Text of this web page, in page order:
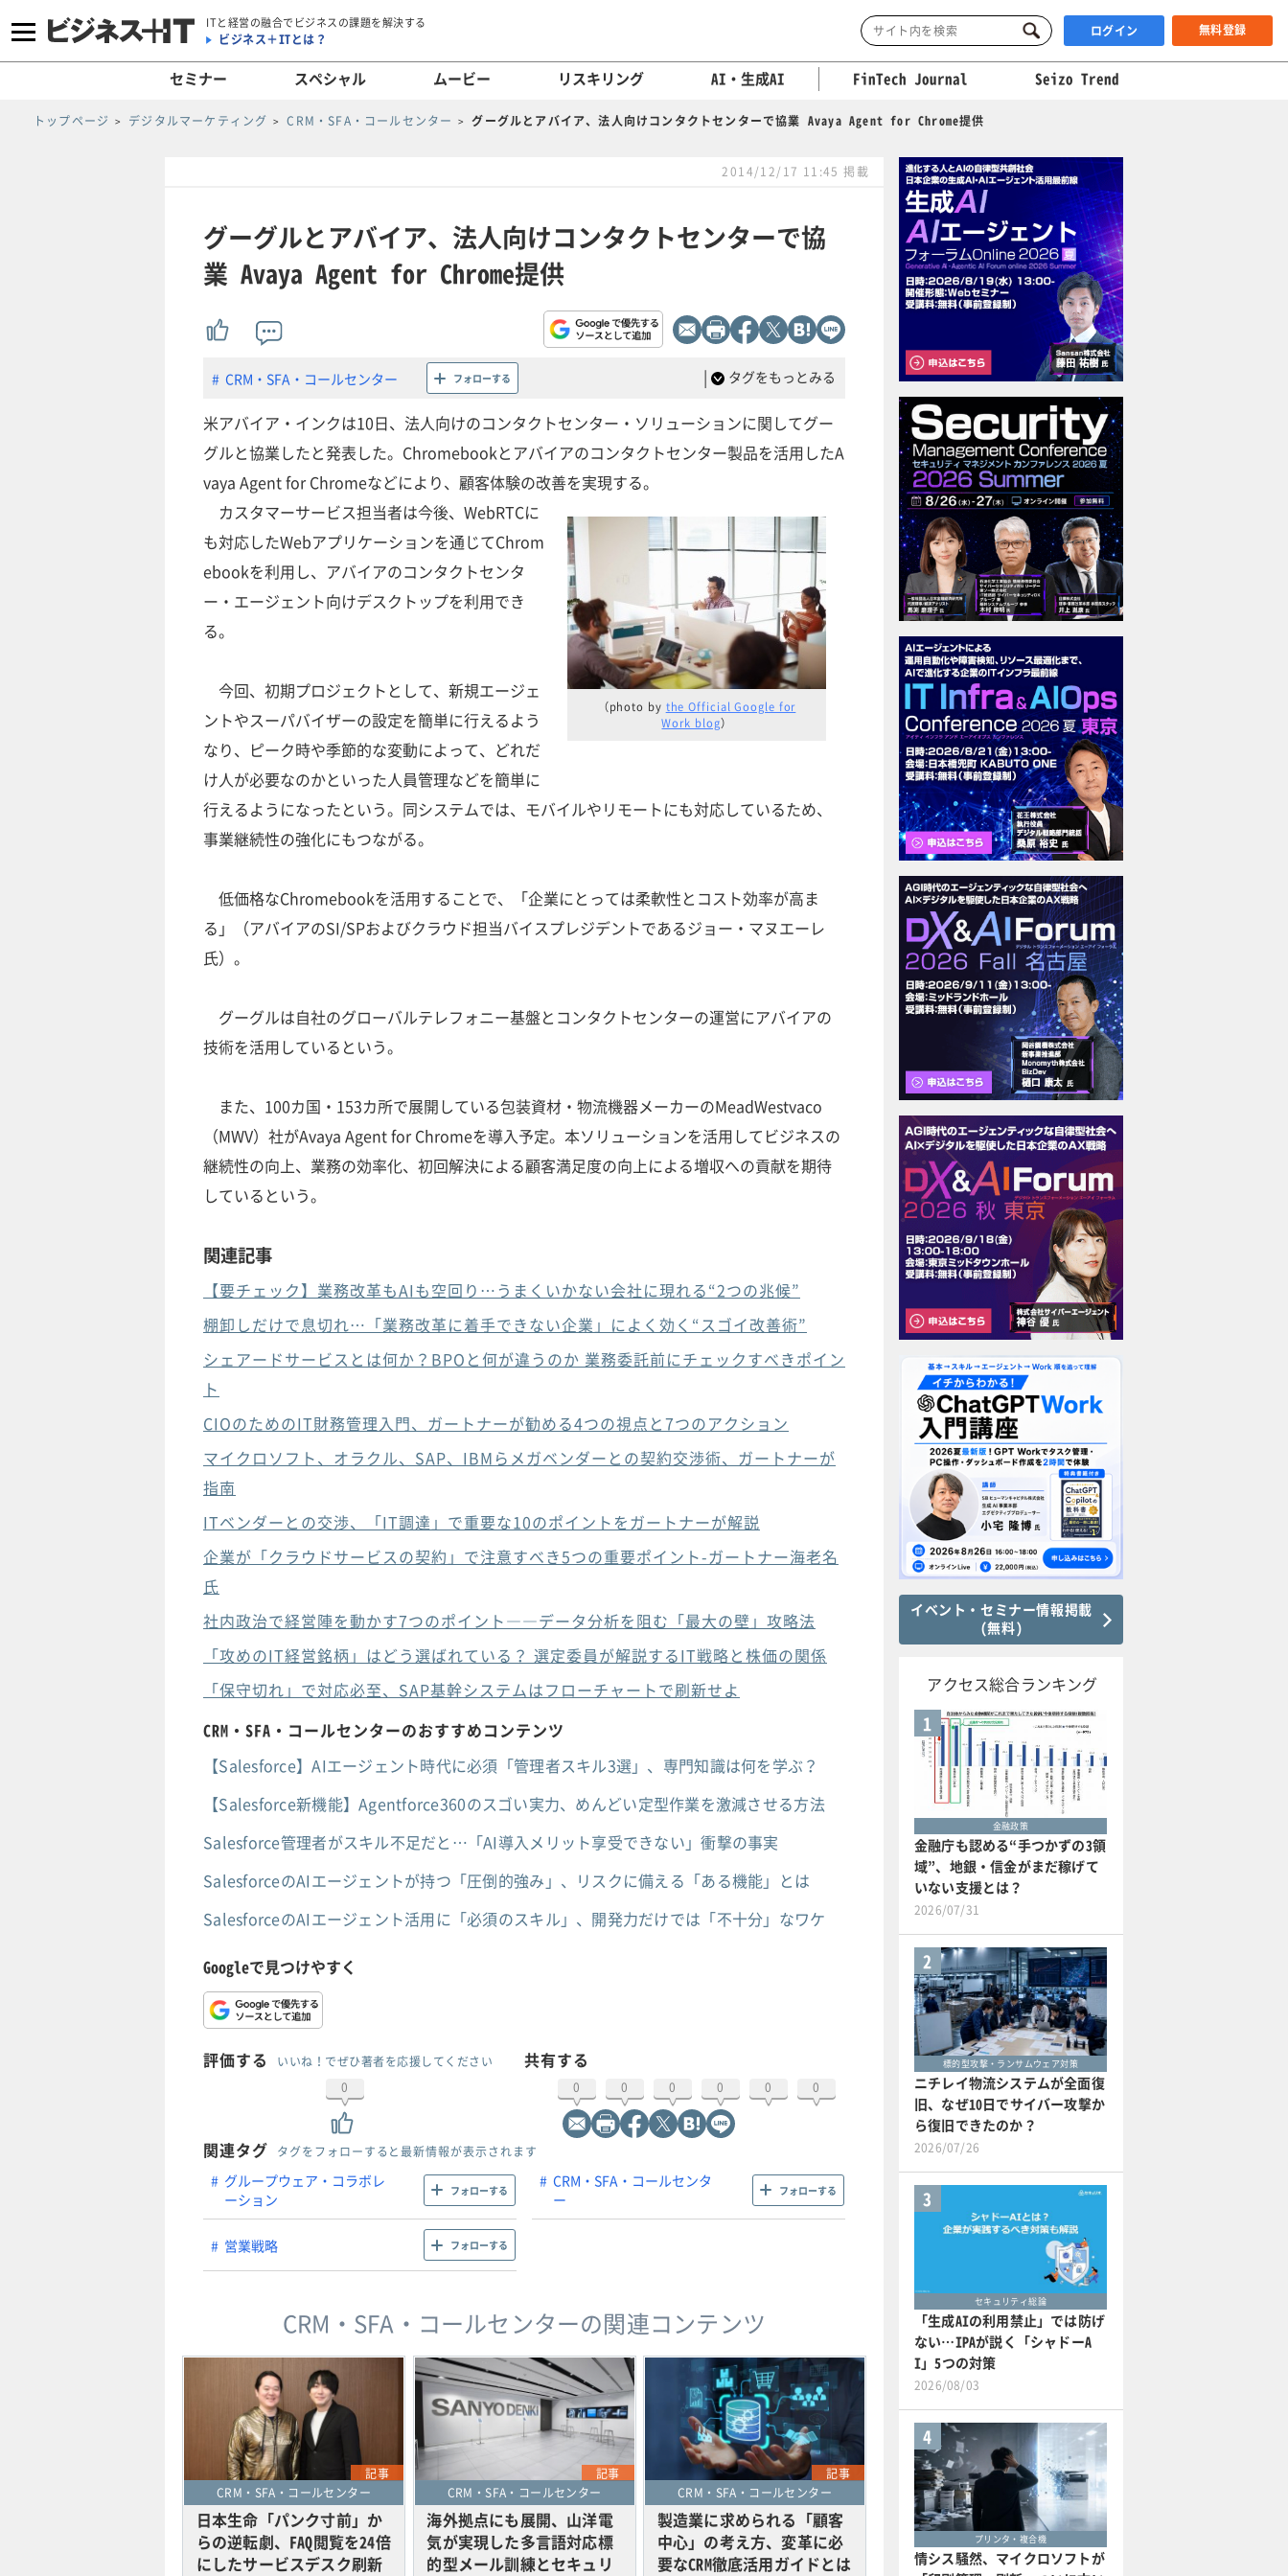
ITと経営の融合でビジネスの課題を解決する
ビジネス＋ITとは？ ログイン 無料登録
セミナー スペシャル ムービー リスキリング AI・生成AI FinTech Journal Seizo Trend
トップページ デジタルマーケティング CRM・SFA・コールセンター グーグルとアバイア、法人向けコンタクトセンターで協業 Avaya Agent for Chrome提供
2014/12/17 11:45 掲載
グーグルとアバイア、法人向けコンタクトセンターで協
業 Avaya Agent for Chrome提供
CRM・SFA・コールセンター フォローする | タグをもっとみる
米アバイア・インクは10日、法人向けのコンタクトセンター・ソリューションに関してグー
グルと協業したと発表した。Chromebookとアバイアのコンタクトセンター製品を活用したA
vaya Agent for Chromeなどにより、顧客体験の改善を実現する。
（photo by the Official Google for
Work blog）
カスタマーサービス担当者は今後、WebRTCに
も対応したWebアプリケーションを通じてChrom
ebookを利用し、アバイアのコンタクトセンタ
ー・エージェント向けデスクトップを利用でき
る。
今回、初期プロジェクトとして、新規エージェ
ントやスーパバイザーの設定を簡単に行えるよう
なり、ピーク時や季節的な変動によって、どれだ
け人が必要なのかといった人員管理などを簡単に
行えるようになったという。同システムでは、モバイルやリモートにも対応しているため、
事業継続性の強化にもつながる。
低価格なChromebookを活用することで、「企業にとっては柔軟性とコスト効率が高ま
る」（アバイアのSI/SPおよびクラウド担当バイスプレジデントであるジョー・マヌエーレ
氏）。
グーグルは自社のグローバルテレフォニー基盤とコンタクトセンターの運営にアバイアの
技術を活用しているという。
また、100カ国・153カ所で展開している包装資材・物流機器メーカーのMeadWestvaco
（MWV）社がAvaya Agent for Chromeを導入予定。本ソリューションを活用してビジネスの
継続性の向上、業務の効率化、初回解決による顧客満足度の向上による増収への貢献を期待
しているという。
関連記事
【要チェック】業務改革もAIも空回り…うまくいかない会社に現れる“2つの兆候”
棚卸しだけで息切れ…「業務改革に着手できない企業」によく効く“スゴイ改善術”
シェアードサービスとは何か？BPOと何が違うのか 業務委託前にチェックすべきポイン
ト
CIOのためのIT財務管理入門、ガートナーが勧める4つの視点と7つのアクション
マイクロソフト、オラクル、SAP、IBMらメガベンダーとの契約交渉術、ガートナーが
指南
ITベンダーとの交渉、「IT調達」で重要な10のポイントをガートナーが解説
企業が「クラウドサービスの契約」で注意すべき5つの重要ポイント-ガートナー海老名
氏
社内政治で経営陣を動かす7つのポイント――データ分析を阻む「最大の壁」攻略法
「攻めのIT経営銘柄」はどう選ばれている？ 選定委員が解説するIT戦略と株価の関係
「保守切れ」で対応必至、SAP基幹システムはフローチャートで刷新せよ
CRM・SFA・コールセンターのおすすめコンテンツ
【Salesforce】AIエージェント時代に必須「管理者スキル3選」、専門知識は何を学ぶ？
【Salesforce新機能】Agentforce360のスゴい実力、めんどい定型作業を激減させる方法
Salesforce管理者がスキル不足だと…「AI導入メリット享受できない」衝撃の事実
SalesforceのAIエージェントが持つ「圧倒的強み」、リスクに備える「ある機能」とは
SalesforceのAIエージェント活用に「必須のスキル」、開発力だけでは「不十分」なワケ
Googleで見つけやすく
評価する
いいね！でぜひ著者を応援してください
0
共有する
0 0 0 0 0 0
関連タグ タグをフォローすると最新情報が表示されます
グループウェア・コラボレ
ーション
フォローする
CRM・SFA・コールセンタ
ー
フォローする
営業戦略 フォローする
CRM・SFA・コールセンターの関連コンテンツ
記事
CRM・SFA・コールセンター
日本生命「パンク寸前」か
らの逆転劇、FAQ閲覧を24倍
にしたサービスデスク刷新
記事
CRM・SFA・コールセンター
海外拠点にも展開、山洋電
気が実現した多言語対応標
的型メール訓練とセキュリ
記事
CRM・SFA・コールセンター
製造業に求められる「顧客
中心」の考え方、変革に必
要なCRM徹底活用ガイドとは
イベント・セミナー情報掲載
(無料)
アクセス総合ランキング
1
金融政策
金融庁も認める“手つかずの3領
域”、地銀・信金がまだ稼げて
いない支援とは？
2026/07/31
2
標的型攻撃・ランサムウェア対策
ニチレイ物流システムが全面復
旧、なぜ10日でサイバー攻撃か
ら復旧できたのか？
2026/07/26
3
セキュリティ総論
「生成AIの利用禁止」では防げ
ない…IPAが説く「シャドーA
I」5つの対策
2026/08/03
4
プリンタ・複合機
情シス騒然、マイクロソフトが